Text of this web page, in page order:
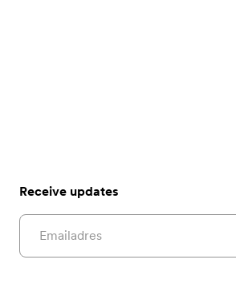
Receive updates
Email address